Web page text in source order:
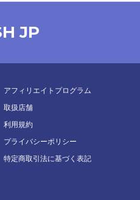
JP
アフィリエイトプログラム
取扱店舗
利用規約
プライバシーポリシー
特定商取引法に基づく表記